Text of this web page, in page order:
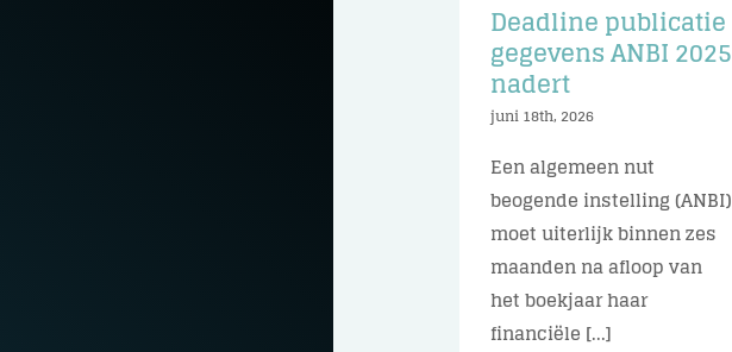
Deadline publicatie
gegevens ANBI 2025
nadert
juni 18th, 2026
Een algemeen nut
beogende instelling (ANBI)
moet uiterlijk binnen zes
maanden na afloop van
het boekjaar haar
financiële [...]